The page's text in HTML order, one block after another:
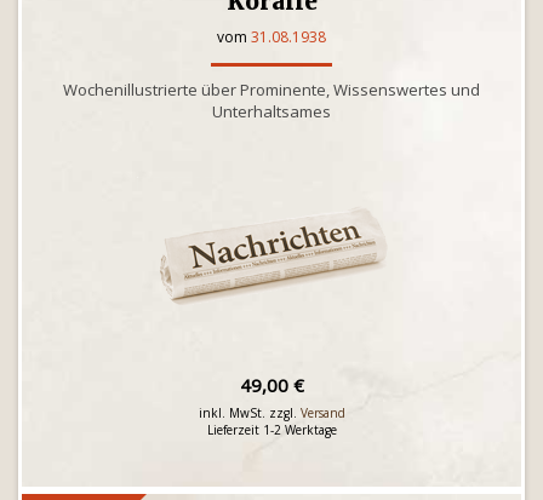
vom 31.08.1938
Wochenillustrierte über Prominente, Wissenswertes und
Unterhaltsames
49,00 €
inkl. MwSt. zzgl. Versand
Lieferzeit 1-2 Werktage